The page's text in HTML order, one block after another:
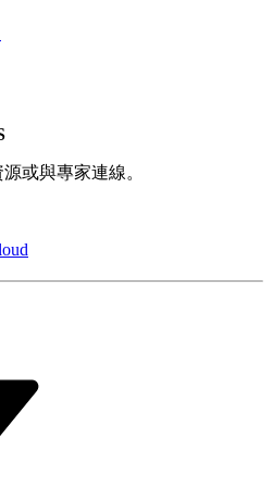
或與專家連線。